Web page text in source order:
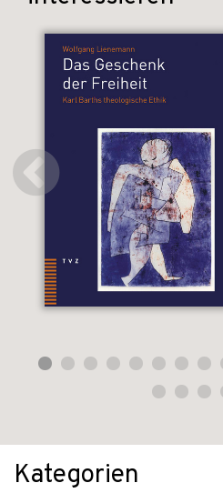
Kategorien